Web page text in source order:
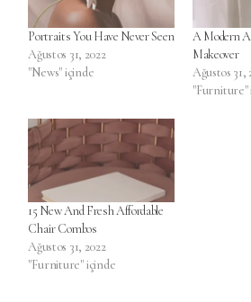
Portraits You Have Never Seen
Ağustos 31, 2022
"News" içinde
A Modern
Makeover
Ağustos 31,
"Furniture"
15 New And Fresh Affordable
Chair Combos
Ağustos 31, 2022
"Furniture" içinde